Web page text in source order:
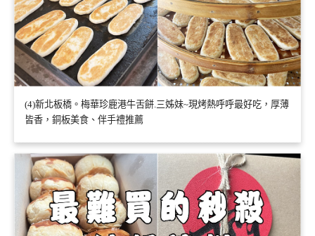
(4)新北板橋。梅華珍鹿港牛舌餅.三姊妹~現烤熱呼呼最好吃，厚薄
皆香，銅板美食、伴手禮推薦